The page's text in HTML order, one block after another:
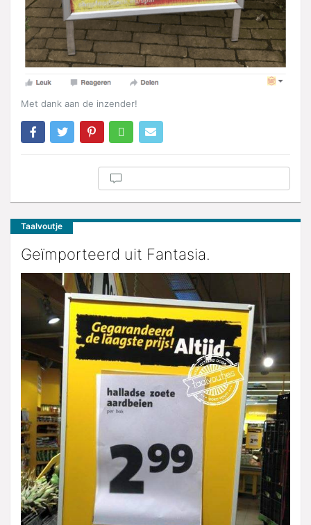
Met dank aan de inzender!
Taalvoutje
Geïmporteerd uit Fantasia.